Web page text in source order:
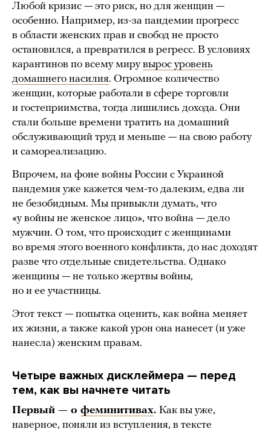
Любой кризис — это риск, но для женщин —
особенно. Например, из-за пандемии прогресс
в области женских прав и свобод не просто
остановился, а превратился в регресс. В условиях
карантинов по всему мирувырос уровень
домашнего насилия. Огромное количество
женщин, которые работали в сфере торговли
и гостеприимства, тогда лишились дохода. Они
стали больше времени тратить на домашний
обслуживающий труд и меньше — на свою работу
и самореализацию.
Впрочем, на фоне войны России с Украиной
пандемия уже кажется чем-то далеким, едва ли
не безобидным. Мы привыкли думать, что
«у войны не женское лицо», что война — дело
мужчин. О том, что происходит с женщинами
во время этого военного конфликта, до нас доходят
разве что отдельные свидетельства. Однако
женщины — не только жертвы войны,
но и ее участницы.
Этот текст — попытка оценить, как война меняет
их жизни, а также какой урон она нанесет (и уже
нанесла) женским правам.
Четыре важных дисклеймера — перед
тем, как вы начнете читать
Первый — о феминитивах. Как вы уже,
наверное, поняли из вступления, в тексте